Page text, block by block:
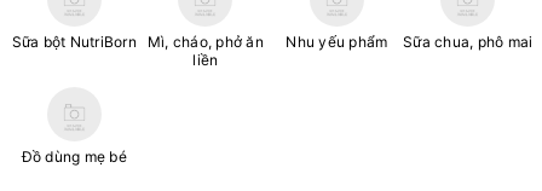
Sữa bột NutriBorn
Mì, cháo, phở ăn
liền
Nhu yếu phẩm Sữa chua, phô mai
Đồ dùng mẹ bé